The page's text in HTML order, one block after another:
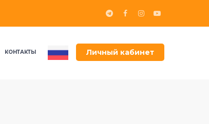
Личный кабинет
КОНТАКТЫ